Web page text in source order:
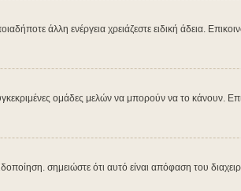
άλλη ενέργεια χρειάζεστε ειδική άδεια.
ομάδες μελών να μπορούν να το κάνουν.
σημειώστε ότι αυτό είναι απόφαση του